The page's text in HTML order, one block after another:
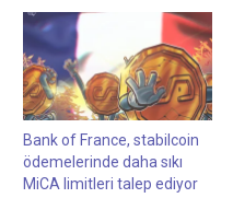
Bank of France, stabilcoin
ödemelerinde daha sıkı
MiCA limitleri talep ediyor